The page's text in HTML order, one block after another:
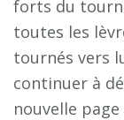
forts du
toutes les
tournés vers
continuer à
nouvelle